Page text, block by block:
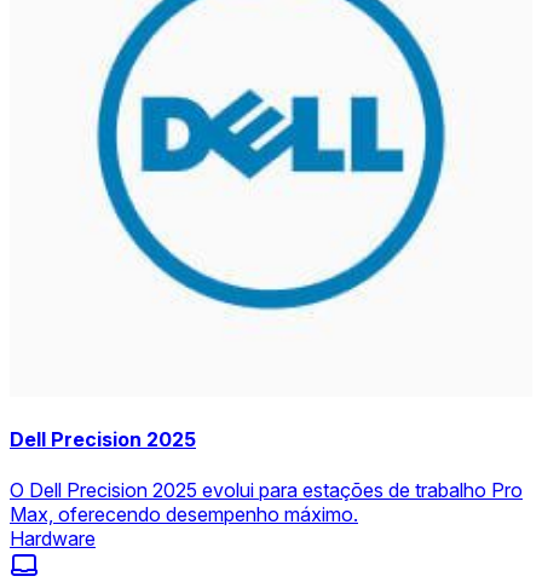
Dell Precision 2025
O Dell Precision 2025 evolui para estações de trabalho Pro
Max, oferecendo desempenho máximo.
Hardware